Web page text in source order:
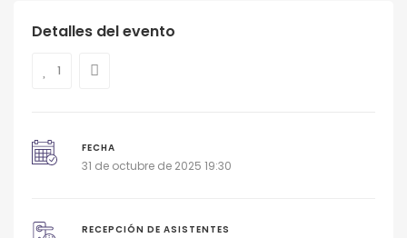
Detalles del evento
1
FECHA
31 de octubre de 2025 19:30
RECEPCIÓN DE ASISTENTES